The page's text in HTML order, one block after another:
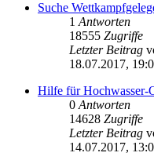
Suche
1 Antworten
18555 Zugriffe
Letzter Beitrag
18.07.2017,
Hilfe für Hochwasser-
0 Antworten
14628 Zugriffe
Letzter Beitrag
14.07.2017,